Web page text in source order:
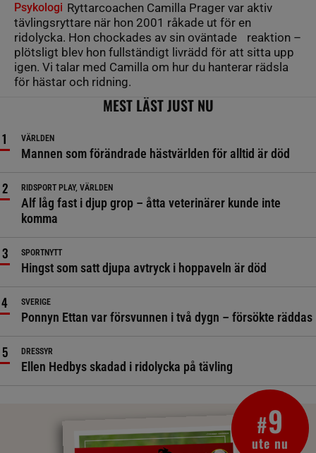
Psykologi Ryttarcoachen Camilla Prager var aktiv
tävlingsryttare när hon 2001 råkade ut för en
ridolycka. Hon chockades av sin oväntade reaktion –
plötsligt blev hon fullständigt livrädd för att sitta upp
igen. Vi talar med Camilla om hur du hanterar rädsla
för hästar och ridning.
MEST LÄST JUST NU
VÄRLDEN
Mannen som förändrade hästvärlden för alltid är död
RIDSPORT PLAY, VÄRLDEN
Alf låg fast i djup grop – åtta veterinärer kunde inte
komma
SPORTNYTT
Hingst som satt djupa avtryck i hoppaveln är död
SVERIGE
Ponnyn Ettan var försvunnen i två dygn – försökte räddas
DRESSYR
Ellen Hedbys skadad i ridolycka på tävling
#9
ute nu